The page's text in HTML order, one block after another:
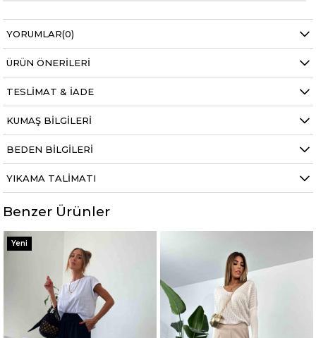
YORUMLAR(0)
ÜRÜN ÖNERILERI
TESLIMAT & İADE
KUMAŞ BILGILERI
BEDEN BILGILERI
YIKAMA TALIMATI
Benzer Ürünler
Yeni